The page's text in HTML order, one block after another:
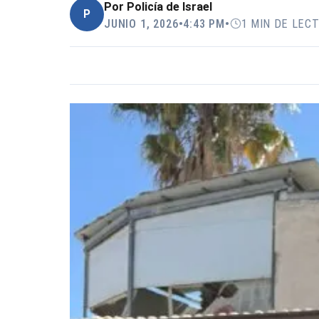
P
Por Policía de Israel
JUNIO 1, 2026•4:43 PM• 1 MIN DE